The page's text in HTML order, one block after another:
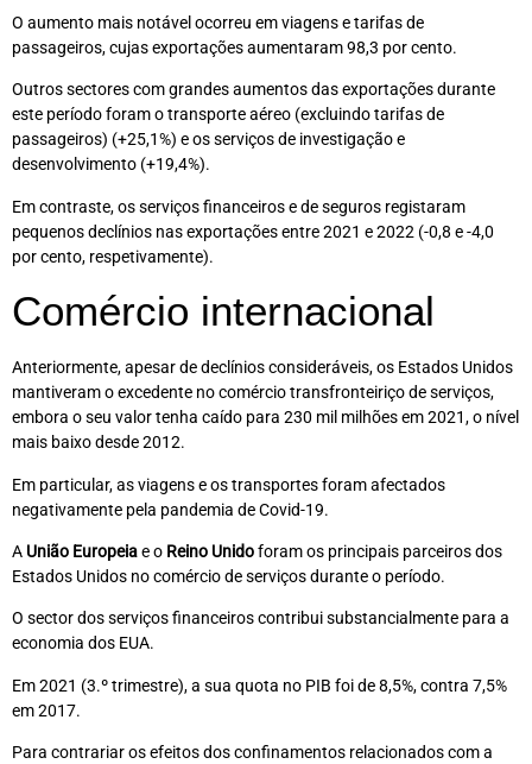
O aumento mais notável ocorreu em viagens e tarifas de
passageiros, cujas exportações aumentaram 98,3 por cento.
Outros sectores com grandes aumentos das exportações durante
este período foram o transporte aéreo (excluindo tarifas de
passageiros) (+25,1%) e os serviços de investigação e
desenvolvimento (+19,4%).
Em contraste, os serviços financeiros e de seguros registaram
pequenos declínios nas exportações entre 2021 e 2022 (-0,8 e -4,0
por cento, respetivamente).
Comércio internacional
Anteriormente, apesar de declínios consideráveis, os Estados Unidos
mantiveram o excedente no comércio transfronteiriço de serviços,
embora o seu valor tenha caído para 230 mil milhões em 2021, o nível
mais baixo desde 2012.
Em particular, as viagens e os transportes foram afectados
negativamente pela pandemia de Covid-19.
A União Europeiae o Reino Unidoforam os principais parceiros dos
Estados Unidos no comércio de serviços durante o período.
O sector dos serviços financeiros contribui substancialmente para a
economia dos EUA.
Em 2021 (3.º trimestre), a sua quota no PIB foi de 8,5%, contra 7,5%
em 2017.
Para contrariar os efeitos dos confinamentos relacionados com a